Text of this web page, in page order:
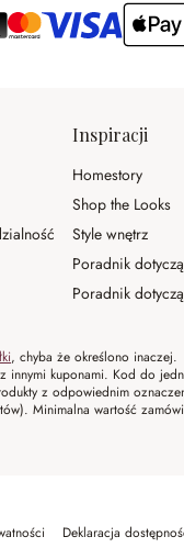
Inspiracji
Homestory
Shop the Looks
Style wnętrz
Poradnik
Poradnik
, chyba że określono inaczej.
innymi kuponami. Kod do
z odpowiednim
Minimalna wartość
Deklaracja